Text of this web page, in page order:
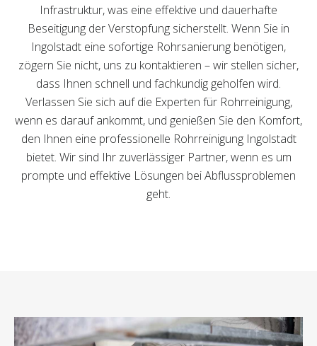
Infrastruktur, was eine effektive und dauerhafte
Beseitigung der Verstopfung sicherstellt. Wenn Sie in
Ingolstadt eine sofortige Rohrsanierung benötigen,
zögern Sie nicht, uns zu kontaktieren – wir stellen sicher,
dass Ihnen schnell und fachkundig geholfen wird.
Verlassen Sie sich auf die Experten für Rohrreinigung,
wenn es darauf ankommt, und genießen Sie den Komfort,
den Ihnen eine professionelle Rohrreinigung Ingolstadt
bietet. Wir sind Ihr zuverlässiger Partner, wenn es um
prompte und effektive Lösungen bei Abflussproblemen
geht.